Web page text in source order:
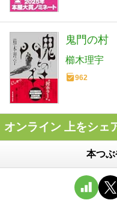
鬼門の村
櫛木理宇
962
オンライン 上をシェ
本つぶ